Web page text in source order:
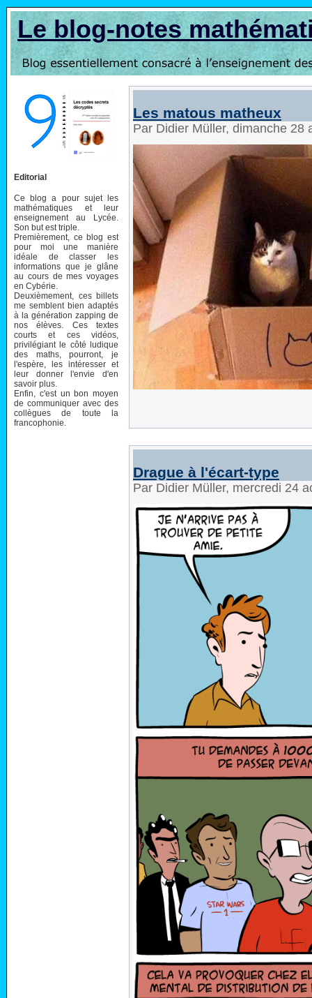
Le blog-notes
Editorial
Ce blog a pour sujet les
mathématiques et leur
enseignement au Lycée.
Son but est triple.
Premièrement, ce blog est
pour moi une manière
idéale de classer les
informations que je glâne
au cours de mes voyages
en Cybérie.
Deuxièmement, ces billets
me semblent bien adaptés
à la génération zapping de
nos élèves. Ces textes
courts et ces vidéos,
privilégiant le côté ludique
des maths, pourront, je
l'espère, les intéresser et
leur donner l'envie d'en
savoir plus.
Enfin, c'est un bon moyen
de communiquer avec des
collègues de toute la
francophonie.
Les matous matheux
Par Didier Müller, dimanche 28
Drague à l'écart-type
Par Didier Müller, mercredi 24